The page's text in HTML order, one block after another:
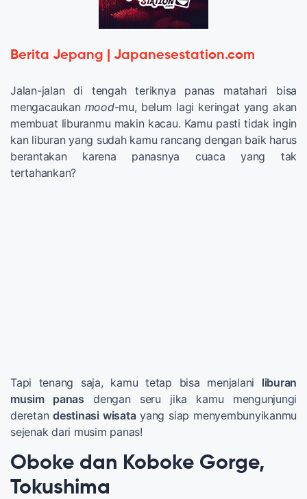
Berita Jepang | Japanesestation.com
Jalan-jalan di tengah teriknya panas matahari bisa
mengacaukan mood-mu, belum lagi keringat yang akan
membuat liburanmu makin kacau. Kamu pasti tidak ingin
kan liburan yang sudah kamu rancang dengan baik harus
berantakan karena panasnya cuaca yang tak
tertahankan?
Tapi tenang saja, kamu tetap bisa menjalani liburan
musim panas dengan seru jika kamu mengunjungi
deretandestinasi wisatayang siap menyembunyikanmu
sejenak dari musim panas!
Oboke dan Koboke Gorge,
Tokushima